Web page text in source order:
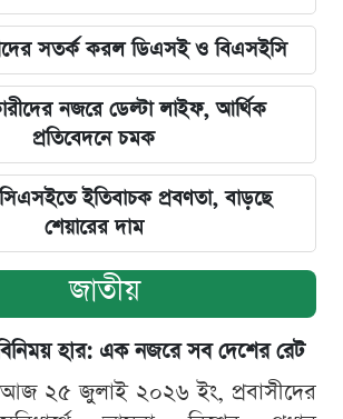
সতর্ক করল ডিএসই ও বিএসইসি
নজরে ডেল্টা লাইফ, আর্থিক
প্রতিবেদনে চমক
ইতিবাচক প্রবণতা, বাড়ছে
শেয়ারের দাম
জাতীয়
হার: এক নজরে সব দেশের রেট
আজ ২৫ জুলাই ২০২৬ ইং, প্রবাসীদের